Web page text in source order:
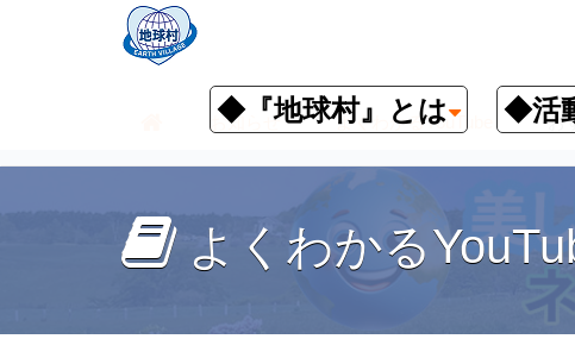
◆『地球村』とは ◆活
お知らせ よくわかるYouTube お
よくわかる